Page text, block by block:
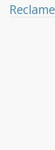
Reclame